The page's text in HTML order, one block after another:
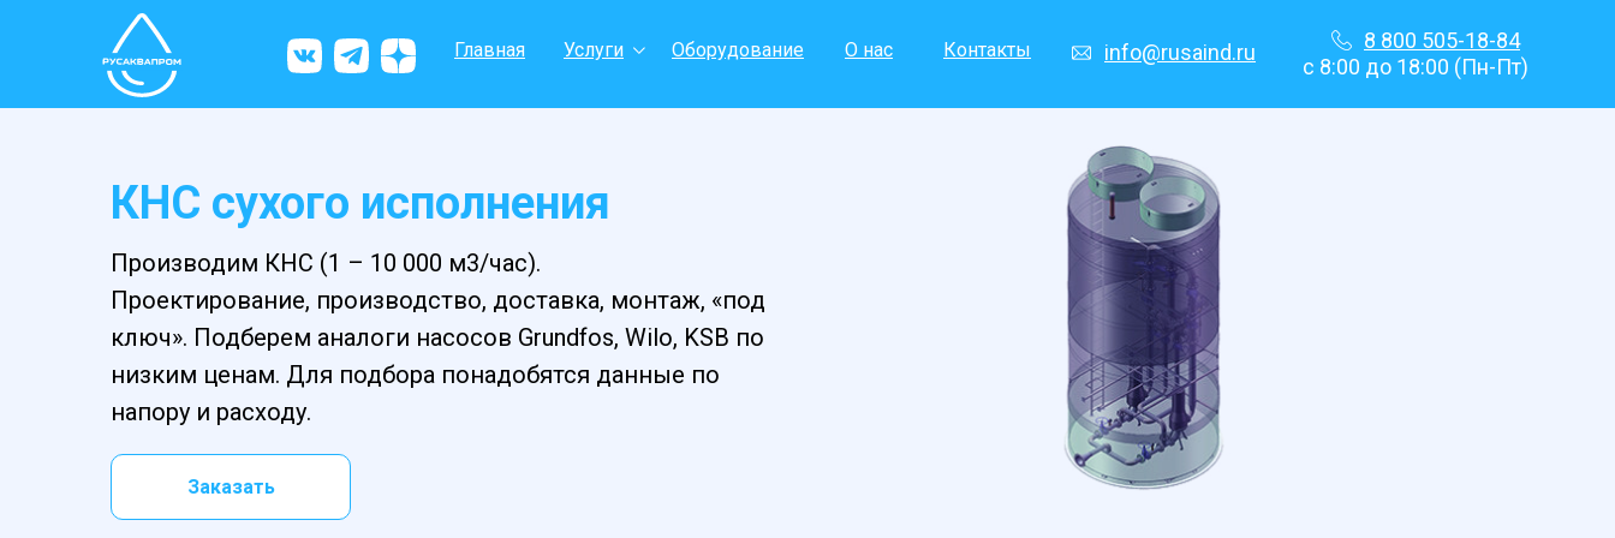
Оборудование
Главная О нас Контакты
Услуги 8 800 505-18-84
info@rusaind.ru
с 8:00 до 18:00 (Пн-Пт)
КНС сухого исполнения
Производим КНС (1 – 10 000 м3/час).
Проектирование, производство, доставка, монтаж, «под
ключ». Подберем аналоги насосов Grundfos, Wilo, KSB по
низким ценам. Для подбора понадобятся данные по
напору и расходу.
Заказать